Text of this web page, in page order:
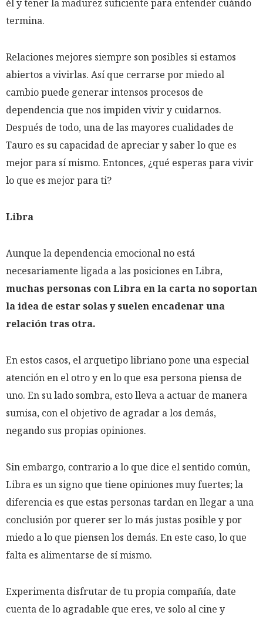
él y tener la madurez suficiente para entender cuándo
termina.
Relaciones mejores siempre son posibles si estamos
abiertos a vivirlas. Así que cerrarse por miedo al
cambio puede generar intensos procesos de
dependencia que nos impiden vivir y cuidarnos.
Después de todo, una de las mayores cualidades de
Tauro es su capacidad de apreciar y saber lo que es
mejor para sí mismo. Entonces, ¿qué esperas para vivir
lo que es mejor para ti?
Libra
Aunque la dependencia emocional no está
necesariamente ligada a las posiciones en Libra,
muchas personas con Libra en la carta no soportan
la idea de estar solas y suelen encadenar una
relación tras otra.
En estos casos, el arquetipo libriano pone una especial
atención en el otro y en lo que esa persona piensa de
uno. En su lado sombra, esto lleva a actuar de manera
sumisa, con el objetivo de agradar a los demás,
negando sus propias opiniones.
Sin embargo, contrario a lo que dice el sentido común,
Libra es un signo que tiene opiniones muy fuertes; la
diferencia es que estas personas tardan en llegar a una
conclusión por querer ser lo más justas posible y por
miedo a lo que piensen los demás. En este caso, lo que
falta es alimentarse de sí mismo.
Experimenta disfrutar de tu propia compañía, date
cuenta de lo agradable que eres, ve solo al cine y